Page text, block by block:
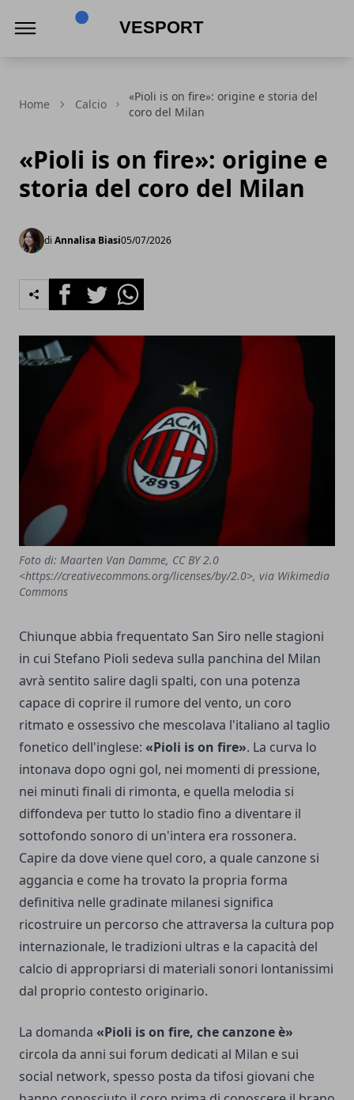
Home Calcio
«Pioli is on fire»: origine e storia del
coro del Milan
«Pioli is on fire»: origine e
storia del coro del Milan
di Annalisa Biasi05/07/2026
FacebookTwitterWhatsapp
Foto di: Maarten Van Damme, CC BY 2.0
<https://creativecommons.org/licenses/by/2.0>, via Wikimedia
Commons
Chiunque abbia frequentato San Siro nelle stagioni
in cui Stefano Pioli sedeva sulla panchina del Milan
avrà sentito salire dagli spalti, con una potenza
capace di coprire il rumore del vento, un coro
ritmato e ossessivo che mescolava l'italiano al taglio
fonetico dell'inglese: «Pioli is on fire». La curva lo
intonava dopo ogni gol, nei momenti di pressione,
nei minuti finali di rimonta, e quella melodia si
diffondeva per tutto lo stadio fino a diventare il
sottofondo sonoro di un'intera era rossonera.
Capire da dove viene quel coro, a quale canzone si
aggancia e come ha trovato la propria forma
definitiva nelle gradinate milanesi significa
ricostruire un percorso che attraversa la cultura pop
internazionale, le tradizioni ultras e la capacità del
calcio di appropriarsi di materiali sonori lontanissimi
dal proprio contesto originario.
La domanda «Pioli is on fire, che canzone è»
circola da anni sui forum dedicati al Milan e sui
social network, spesso posta da tifosi giovani che